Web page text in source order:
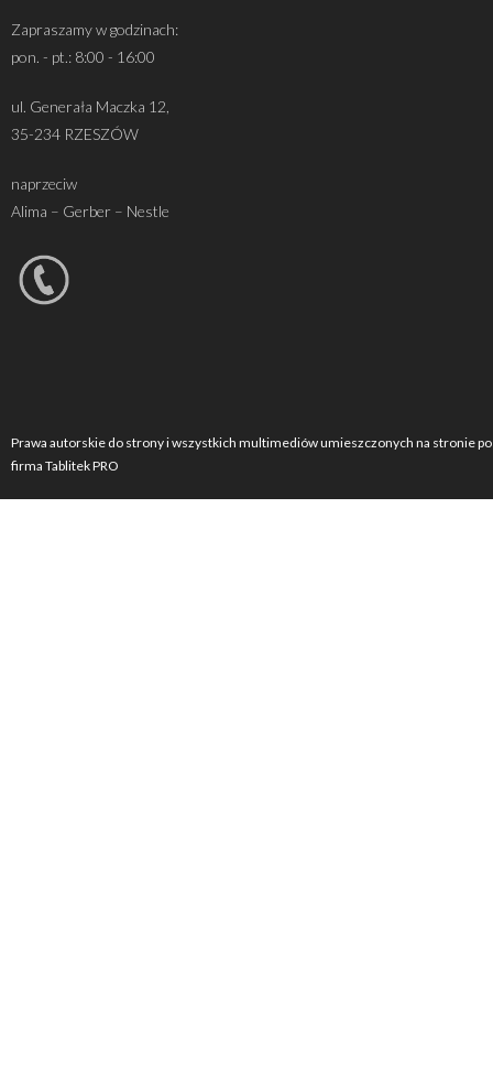
Zapraszamy w godzinach:
pon. - pt.: 8:00 - 16:00
ul. Generała Maczka 12,
35-234 RZESZÓW
naprzeciw
Alima – Gerber – Nestle
Prawa autorskie do strony i wszystkich multimediów umieszczonych na stronie
firma Tablitek PRO